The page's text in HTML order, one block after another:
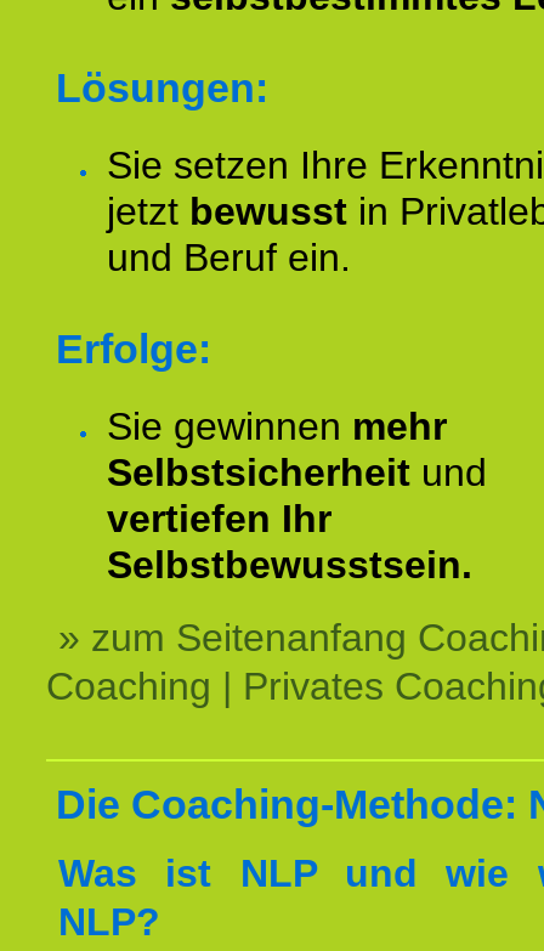
Lösungen:
Sie setzen Ihre
jetzt bewusst in
und Beruf ein.
Erfolge:
Sie gewinnen mehr
Selbstsicherheit und
vertiefen Ihr
Selbstbewusstsein.
» zum Seitenanfang
Coaching | Privates
Die Coaching-Methode:
Was ist NLP und wie
NLP?